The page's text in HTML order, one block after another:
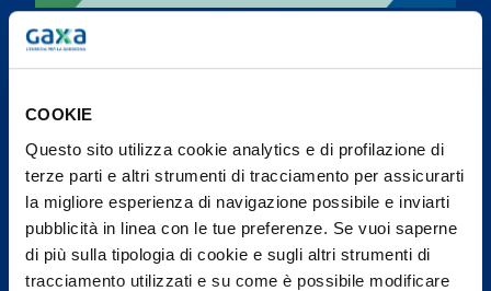
COOKIE
Questo sito utilizza cookie analytics e di profilazione di
terze parti e altri strumenti di tracciamento per assicurarti
la migliore esperienza di navigazione possibile e inviarti
pubblicità in linea con le tue preferenze. Se vuoi saperne
di più sulla tipologia di cookie e sugli altri strumenti di
tracciamento utilizzati e su come è possibile modificare
Condizioni generali di contratto Placet
Scheda sintetica Luce Placet Casa
variabile
Condizioni tecnico economiche Luce
Placet Casa variabile